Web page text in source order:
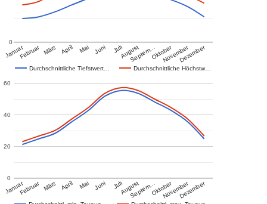
Durchschnittliche Tiefstwert… Durchschnittliche Höchstw…
JanuarFebruar März April Mai Juni JuliAugustSeptem…OktoberNovemberDezember
0
JanuarFebruar März April Mai Juni JuliAugustSeptem…OktoberNovemberDezember
0
20
40
60